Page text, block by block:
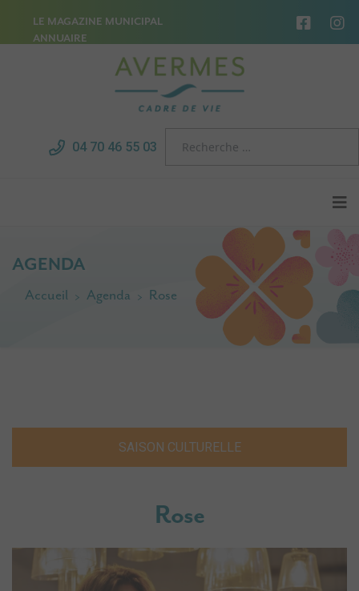
LE MAGAZINE MUNICIPAL
ANNUAIRE
04 70 46 55 03
AGENDA
Accueil Agenda Rose
Rose
SAISON CULTURELLE